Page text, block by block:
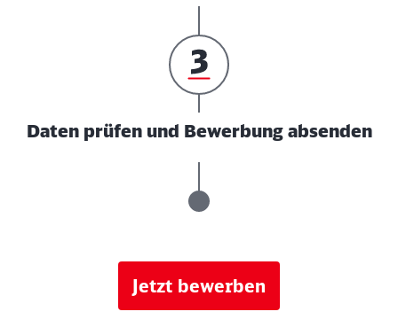
Daten prüfen und Bewerbung absenden
Jetzt bewerben